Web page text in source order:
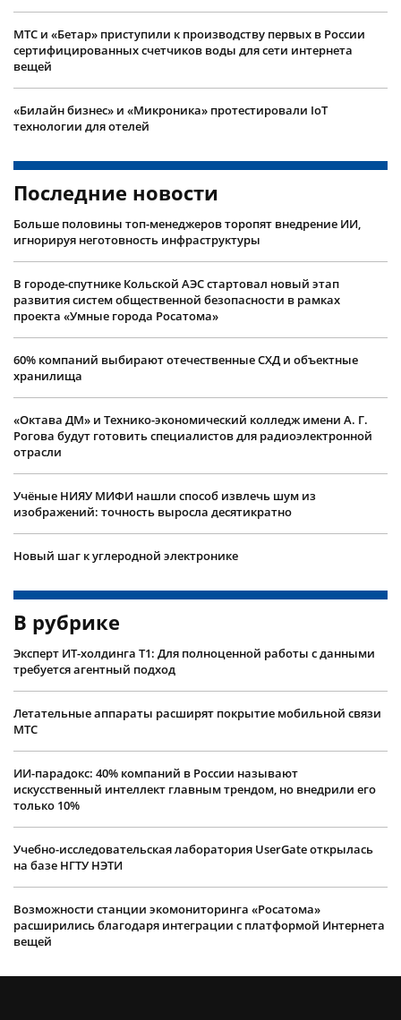
МТС и «Бетар» приступили к производству первых в России
сертифицированных счетчиков воды для сети интернета
вещей
«Билайн бизнес» и «Микроника» протестировали IoT
технологии для отелей
Последние новости
Больше половины топ-менеджеров торопят внедрение ИИ,
игнорируя неготовность инфраструктуры
В городе-спутнике Кольской АЭС стартовал новый этап
развития систем общественной безопасности в рамках
проекта «Умные города Росатома»
60% компаний выбирают отечественные СХД и объектные
хранилища
«Октава ДМ» и Технико-экономический колледж имени А. Г.
Рогова будут готовить специалистов для радиоэлектронной
отрасли
Учëные НИЯУ МИФИ нашли способ извлечь шум из
изображений: точность выросла десятикратно
Новый шаг к углеродной электронике
В рубрике
Эксперт ИТ-холдинга Т1: Для полноценной работы с данными
требуется агентный подход
Летательные аппараты расширят покрытие мобильной связи
МТС
ИИ-парадокс: 40% компаний в России называют
искусственный интеллект главным трендом, но внедрили его
только 10%
Учебно-исследовательская лаборатория UserGate открылась
на базе НГТУ НЭТИ
Возможности станции экомониторинга «Росатома»
расширились благодаря интеграции с платформой Интернета
вещей